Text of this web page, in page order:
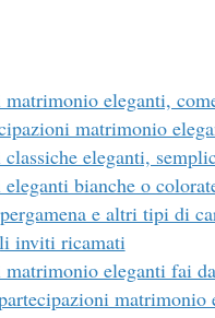
eleganti,
matrimonio
eleganti,
bianche o
e altri tipi di
inviti ricamati
matrimonio eleganti fai
matrimonio